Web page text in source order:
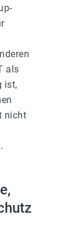
als
ist,
nicht